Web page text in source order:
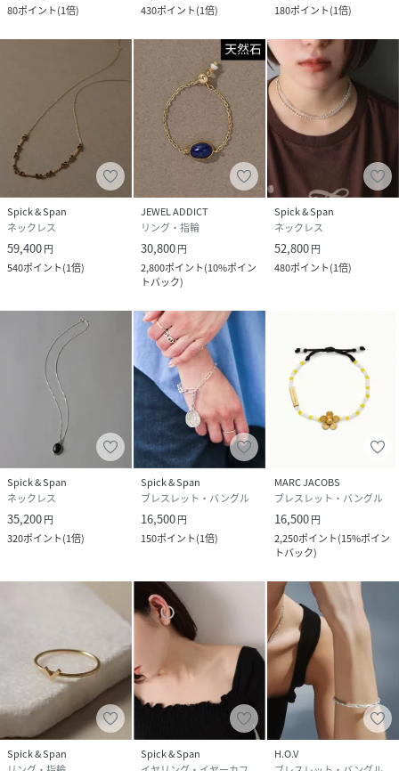
80ポイント(1倍)
430ポイント(1倍)
180ポイント(1倍)
Spick & Span
ネックレス
59,400円
540ポイント(1倍)
JEWEL ADDICT
リング・指輪
30,800円
2,800ポイント(10%ポイン
トバック)
Spick & Span
ネックレス
52,800円
480ポイント(1倍)
Spick & Span
ネックレス
35,200円
320ポイント(1倍)
Spick & Span
ブレスレット・バングル
16,500円
150ポイント(1倍)
MARC JACOBS
ブレスレット・バングル
16,500円
2,250ポイント(15%ポイン
トバック)
Spick & Span
Spick & Span
H.O.V